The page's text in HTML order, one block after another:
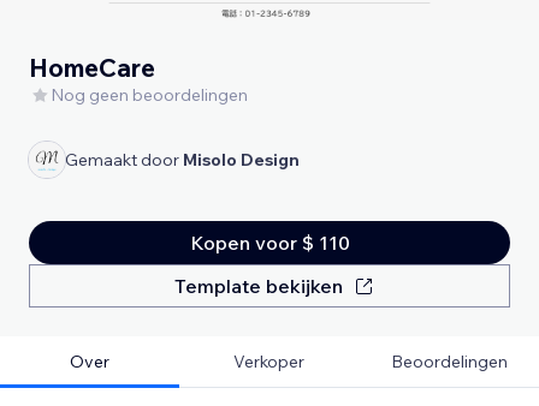
HomeCare
Nog geen beoordelingen
Gemaakt door Misolo Design
Kopen voor $ 110
Template bekijken
Over Verkoper Beoordelingen